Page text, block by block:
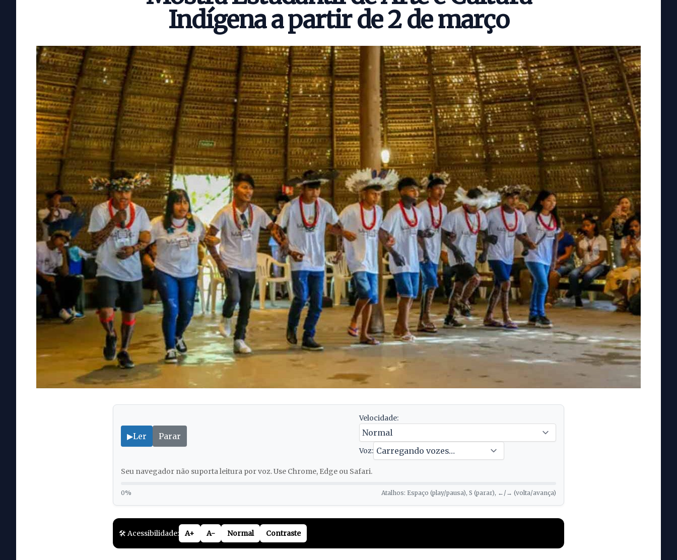
Indígena a partir de 2 de março
▶Ler Parar
Velocidade:
Voz:
Seu navegador não suporta leitura por voz. Use Chrome, Edge ou Safari.
0% Atalhos: Espaço (play/pausa), S (parar), ←/→ (volta/avança)
🛠️ Acessibilidade: A+ A- Normal Contraste